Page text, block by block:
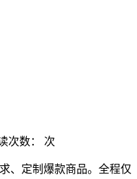
次数： 次
定制爆款商品。全程仅